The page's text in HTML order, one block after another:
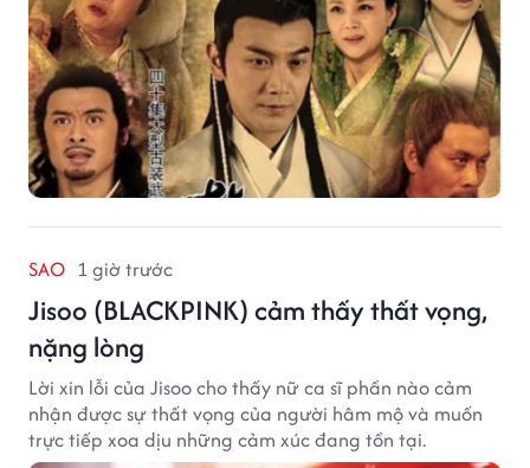
SAO 1 giờ trước
Jisoo (BLACKPINK) cảm thấy thất vọng,
nặng lòng
Lời xin lỗi của Jisoo cho thấy nữ ca sĩ phần nào cảm
nhận được sự thất vọng của người hâm mộ và muốn
trực tiếp xoa dịu những cảm xúc đang tồn tại.